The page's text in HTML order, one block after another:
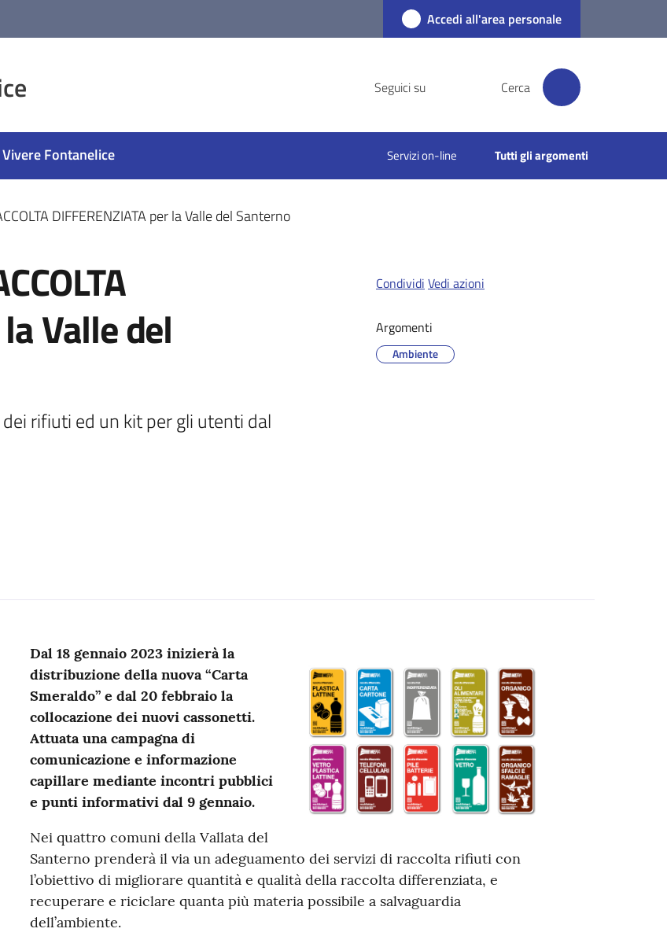
Accedi all'area personale
Seguici su Cerca
Vivere Fontanelice Servizi on-line Tutti gli argomenti
DIFFERENZIATA per la Valle del Santerno
Valle del
rifiuti ed un kit per gli utenti dal
Condividi Vedi azioni
Argomenti
Ambiente
Contenuto
Dal 18 gennaio 2023 inizierà la
distribuzione della nuova “Carta
Smeraldo” e dal 20 febbraio la
collocazione dei nuovi cassonetti.
Attuata una campagna di
comunicazione e informazione
capillare mediante incontri pubblici
e punti informativi dal 9 gennaio.
Nei quattro comuni della Vallata del
Santerno prenderà il via un adeguamento dei servizi di raccolta rifiuti con
l’obiettivo di migliorare quantità e qualità della raccolta differenziata, e
recuperare e riciclare quanta più materia possibile a salvaguardia
dell’ambiente.